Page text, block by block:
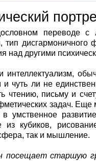
переводе с
тип
над другими
интеллектуализм,
чуть ли не
чтению, письму и
задач. Еще
умственное
из кубиков,
так и мышление.
старшую